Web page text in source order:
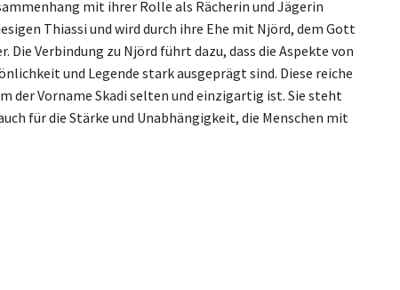
mit ihrer Rolle als Rächerin und Jägerin
Thiassi und wird durch ihre Ehe mit Njörd, dem Gott
Die Verbindung zu Njörd führt dazu, dass die Aspekte von
und Legende stark ausgeprägt sind. Diese reiche
der Vorname Skadi selten und einzigartig ist. Sie steht
für die Stärke und Unabhängigkeit, die Menschen mit